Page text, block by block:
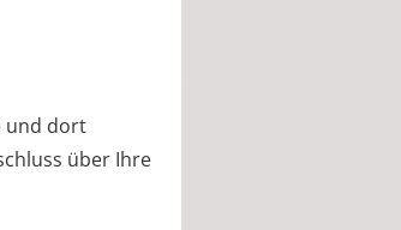
und dort
über Ihre